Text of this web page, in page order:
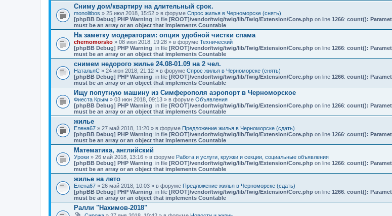
Сниму дом/квартиру на длительный срок.
monolitbos » 25 июл 2018, 15:52 » в форуме Спрос жилья в Черноморске (снять)
[phpBB Debug] PHP Warning: in file [ROOT]/vendor/twig/twig/lib/Twig/Extension/Core.php on line 1266: count():
must be an array or an object that implements Countable
На заметку модераторам: опция удобной чистки спама
chernomorsko » 08 июл 2018, 19:28 » в форуме Технический
[phpBB Debug] PHP Warning: in file [ROOT]/vendor/twig/twig/lib/Twig/Extension/Core.php on line 1266: count():
must be an array or an object that implements Countable
снимем недорого жилье 24.08-01.09 на 2 чел.
НатальяС » 24 июн 2018, 21:12 » в форуме Спрос жилья в Черноморске (снять)
[phpBB Debug] PHP Warning: in file [ROOT]/vendor/twig/twig/lib/Twig/Extension/Core.php on line 1266: count():
must be an array or an object that implements Countable
Ищу попутную машину из Симферополя аэропорт в Черноморское
Фиеста Крым » 03 июн 2018, 09:13 » в форуме Объявления
[phpBB Debug] PHP Warning: in file [ROOT]/vendor/twig/twig/lib/Twig/Extension/Core.php on line 1266: count():
must be an array or an object that implements Countable
жилье
Елена67 » 27 май 2018, 11:20 » в форуме Предложение жилья в Черноморске (сдать)
[phpBB Debug] PHP Warning: in file [ROOT]/vendor/twig/twig/lib/Twig/Extension/Core.php on line 1266: count():
must be an array or an object that implements Countable
Математика, английский
Уроки » 26 май 2018, 13:16 » в форуме Работа и услуги, кружки и секции, социальные объявления
[phpBB Debug] PHP Warning: in file [ROOT]/vendor/twig/twig/lib/Twig/Extension/Core.php on line 1266: count():
must be an array or an object that implements Countable
жилье на лето
Елена67 » 26 май 2018, 10:03 » в форуме Предложение жилья в Черноморске (сдать)
[phpBB Debug] PHP Warning: in file [ROOT]/vendor/twig/twig/lib/Twig/Extension/Core.php on line 1266: count():
must be an array or an object that implements Countable
Ралли "Нахимов-2018"